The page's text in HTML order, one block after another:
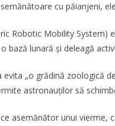
cu păianjeni,
Robotic Mobility System)
bază lunară și deleagă
„o grădină zoologică
astronauților să
asemănător unui vierme,